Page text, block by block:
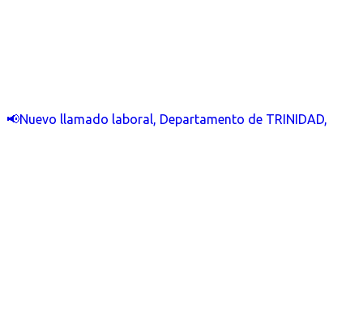
📢Nuevo llamado laboral, Departamento de TRINIDAD,